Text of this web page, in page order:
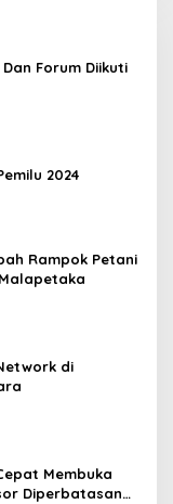
Forum Diikuti
2024
Rampok Petani
di
Membuka
Diperbatasan